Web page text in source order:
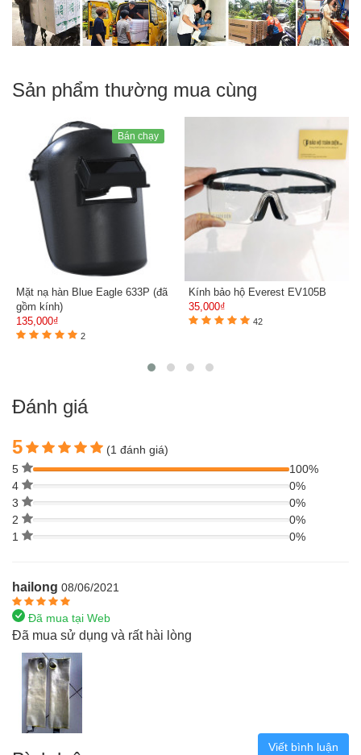
Sản phẩm thường mua cùng
Bán chạy
Mặt nạ hàn Blue Eagle 633P (đã
gồm kính)
135,000₫
2
Kính bảo hộ Everest EV105B
35,000₫
42
Đánh giá
5
(1 đánh giá)
5
100%
4
0%
3
0%
2
0%
1
0%
hailong 08/06/2021
Đã mua tại Web
Đã mua sử dụng và rất hài lòng
Viết bình luận